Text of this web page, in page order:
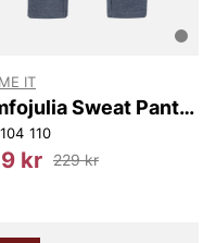
IT
Sweat Pant
104 110
kr 229 kr